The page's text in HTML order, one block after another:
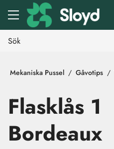
Gå till huvudinnehåll
Mekaniska Pussel Gåvotips
Flasklås 1
Bordeaux